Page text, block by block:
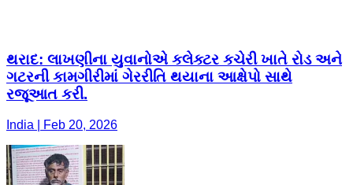
થરાદ: લાખણીના યુવાનોએ કલેક્ટર કચેરી ખાતે રોડ અને
ગટરની કામગીરીમાં ગેરરીતિ થયાના આક્ષેપો સાથે
રજૂઆત કરી.
India | Feb 20, 2026